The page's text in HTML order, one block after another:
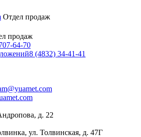
Отдел продаж
продаж
64-70
8 (4832) 34-41-41
д. 22
ул. Толвинская, д. 47Г